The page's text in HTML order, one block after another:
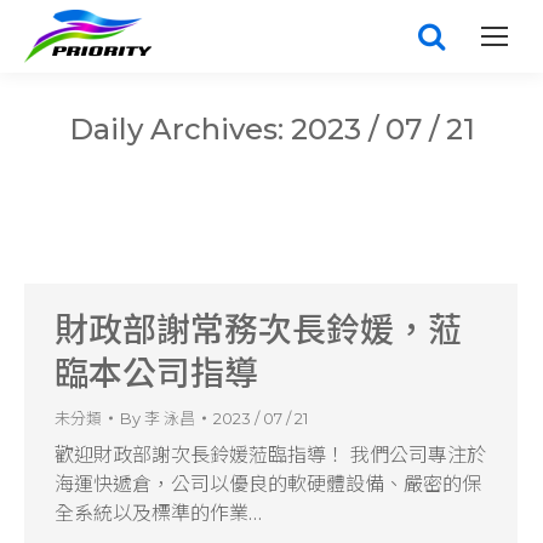
Daily Archives: 2023 / 07 / 21
財政部謝常務次長鈴媛，蒞
臨本公司指導
未分類 By李 泳昌 2023 / 07 / 21
歡迎財政部謝次長鈴媛蒞臨指導！ 我們公司專注於
海運快遞倉，公司以優良的軟硬體設備、嚴密的保
全系統以及標準的作業…